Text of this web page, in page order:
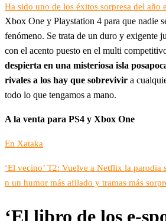
Ha sido uno de los éxitos sorpresa del año
Xbox One y Playstation 4 para que nadie
fenómeno. Se trata de un duro y exigente
con el acento puesto en el multi
despierta en una misteriosa isla
rivales a los hay que sobrevivir a
todo lo que tengamos a mano.
A la venta para PS4 y Xbox One
En Xataka
‘El vecino’ T2: Vuelve a Netflix la parodia
n un humor más afilado y tramas más
‘El libro de los e-